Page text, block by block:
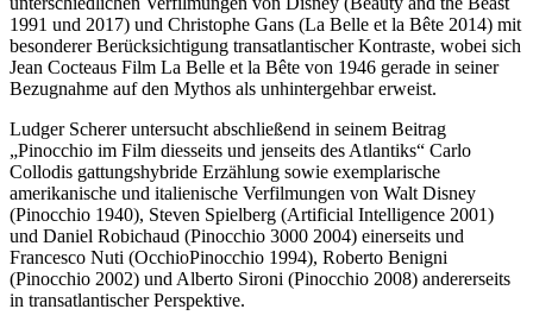
1991 und 2017) und Christophe Gans (La Belle et la Bête 2014) mit
besonderer Berücksichtigung transatlantischer Kontraste, wobei sich
Jean Cocteaus Film La Belle et la Bête von 1946 gerade in seiner
Bezugnahme auf den Mythos als unhintergehbar erweist.
Ludger Schereruntersucht abschließend in seinem Beitrag
„Pinocchio im Film diesseits und jenseits des Atlantiks“ Carlo
Collodis gattungshybride Erzählung sowie exemplarische
amerikanische und italienische Verfilmungen von Walt Disney
(Pinocchio 1940), Steven Spielberg (Artificial Intelligence 2001)
und Daniel Robichaud (Pinocchio 3000 2004) einerseits und
Francesco Nuti (OcchioPinocchio 1994), Roberto Benigni
(Pinocchio 2002) und Alberto Sironi (Pinocchio 2008) andererseits
in transatlantischer Perspektive.